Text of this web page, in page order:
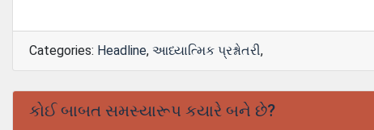
Categories: Headline, આધ્યાત્મિક પ્રશ્નોતરી,
કોઈ બાબત સમસ્યારૂપ કયારે બને છે?